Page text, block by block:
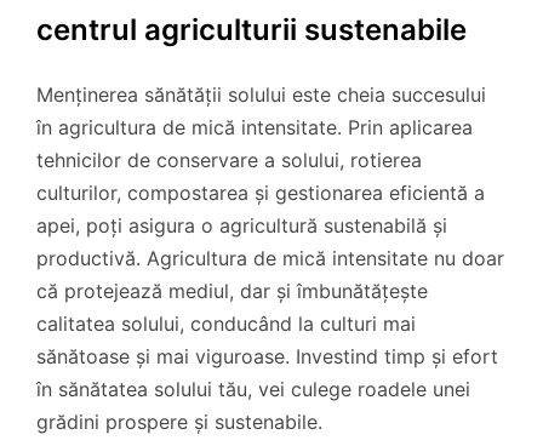
centrul agriculturii sustenabile
Menținerea sănătății solului este cheia succesului
în agricultura de mică intensitate. Prin aplicarea
tehnicilor de conservare a solului, rotierea
culturilor, compostarea și gestionarea eficientă a
apei, poți asigura o agricultură sustenabilă și
productivă. Agricultura de mică intensitate nu doar
că protejează mediul, dar și îmbunătățește
calitatea solului, conducând la culturi mai
sănătoase și mai viguroase. Investind timp și efort
în sănătatea solului tău, vei culege roadele unei
grădini prospere și sustenabile.